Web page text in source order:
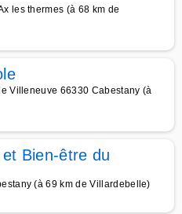
les thermes (à 68 km de
Villeneuve 66330 Cabestany (à
Bien-être du
(à 69 km de Villardebelle)